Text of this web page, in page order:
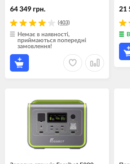
(403)
64 349 грн.
Немає в наявності,
приймаються попередні
замовлення!
21